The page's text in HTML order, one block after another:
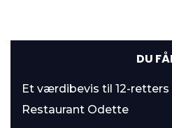
DU
Et værdibevis til 12-
Restaurant Odette